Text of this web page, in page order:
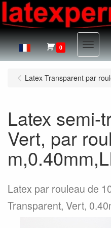
0 Menu
Latex Transparent par
Latex semi-
Vert, par
Latex par rouleau de
Transparent, Vert,